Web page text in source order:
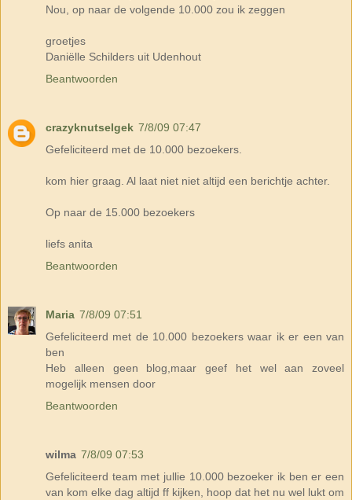
Nou, op naar de volgende 10.000 zou ik zeggen
groetjes
Daniëlle Schilders uit Udenhout
Beantwoorden
crazyknutselgek 7/8/09 07:47
Gefeliciteerd met de 10.000 bezoekers.
kom hier graag. Al laat niet niet altijd een berichtje achter.
Op naar de 15.000 bezoekers
liefs anita
Beantwoorden
Maria 7/8/09 07:51
Gefeliciteerd met de 10.000 bezoekers waar ik er een van
ben
Heb alleen geen blog,maar geef het wel aan zoveel
mogelijk mensen door
Beantwoorden
wilma 7/8/09 07:53
Gefeliciteerd team met jullie 10.000 bezoeker ik ben er een
van kom elke dag altijd ff kijken, hoop dat het nu wel lukt om